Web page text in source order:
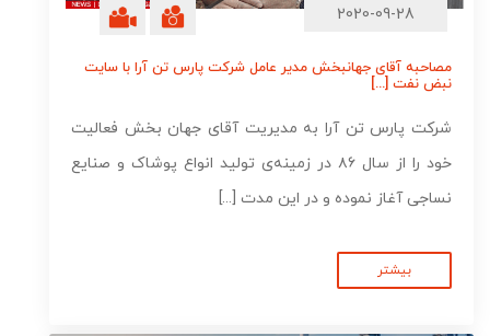
2020-09-28
مصاحبه آقای جهانبخش مدیر عامل شرکت پارس تن آرا با سایت
نبض نفت [...]
شرکت پارس تن آرا به مدیریت آقای جهان ‌بخش فعالیت
خود را از سال ۸۶ در زمینه‌ی تولید انواع پوشاک و صنایع
نساجی آغاز نموده و در این مدت [...]
بیشتر